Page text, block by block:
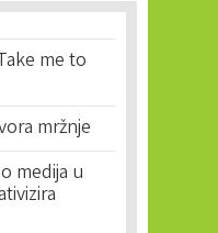
me to
mržnje
medija u